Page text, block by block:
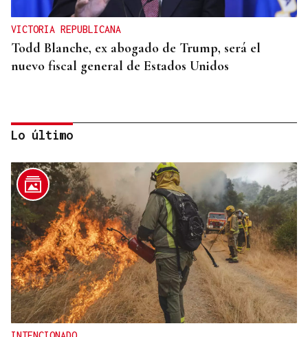
VICTORIA REPUBLICANA
Todd Blanche, ex abogado de Trump, será el
nuevo fiscal general de Estados Unidos
REFORMAS
Donald Trump deberá pedir permiso al Congreso
para construir el salón de baile en la Casa Blanca
Lo último